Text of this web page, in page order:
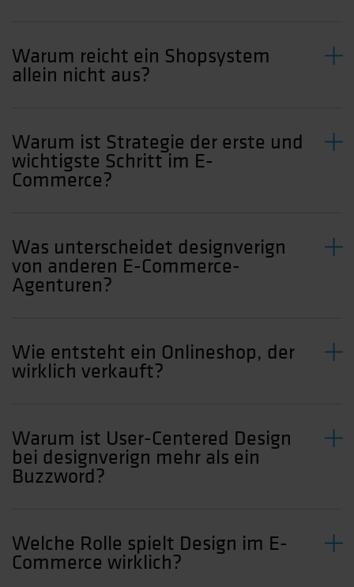
Warum reicht ein Shopsystem
allein nicht aus?
Warum ist Strategie der erste und
wichtigste Schritt im E-
Commerce?
Was unterscheidet designverign
von anderen E-Commerce-
Agenturen?
Wie entsteht ein Onlineshop, der
wirklich verkauft?
Warum ist User-Centered Design
bei designverign mehr als ein
Buzzword?
Welche Rolle spielt Design im E-
Commerce wirklich?